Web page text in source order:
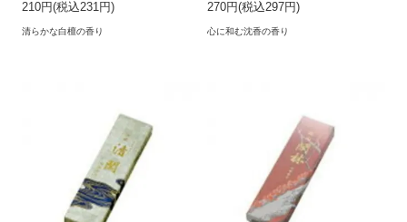
210円(税込231円)
清らかな白檀の香り
270円(税込297円)
心に和む沈香の香り